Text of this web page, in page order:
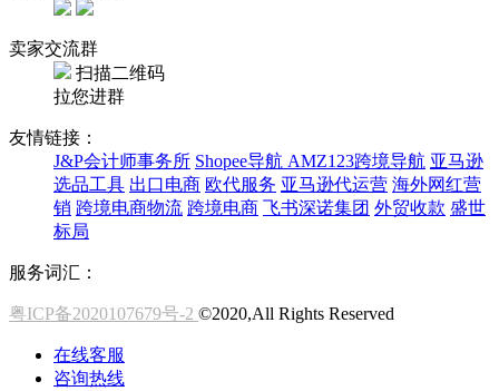
卖家交流群
扫描二维码
拉您进群
友情链接：
J&P会计师事务所 Shopee导航 AMZ123跨境导航 亚马逊
选品工具 出口电商 欧代服务 亚马逊代运营 海外网红营
销 跨境电商物流 跨境电商 飞书深诺集团 外贸收款 盛世
标局
服务词汇：
粤ICP备2020107679号-2 ©2020,All Rights Reserved
在线客服
咨询热线